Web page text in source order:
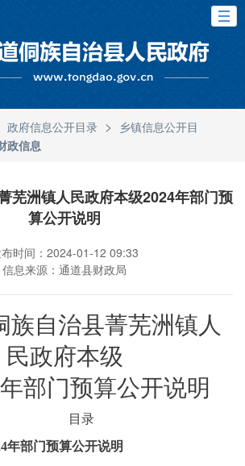
政府信息公开目录 >
乡镇信息公开目
政信息
芜洲镇人民政府本级2024年部门预
算公开说明
时间：2024-01-12 09:33
信息来源：通道县财政局
族自治县菁芜洲镇人
民政府本级
部门预算公开说明
目录
年部门预算公开说明